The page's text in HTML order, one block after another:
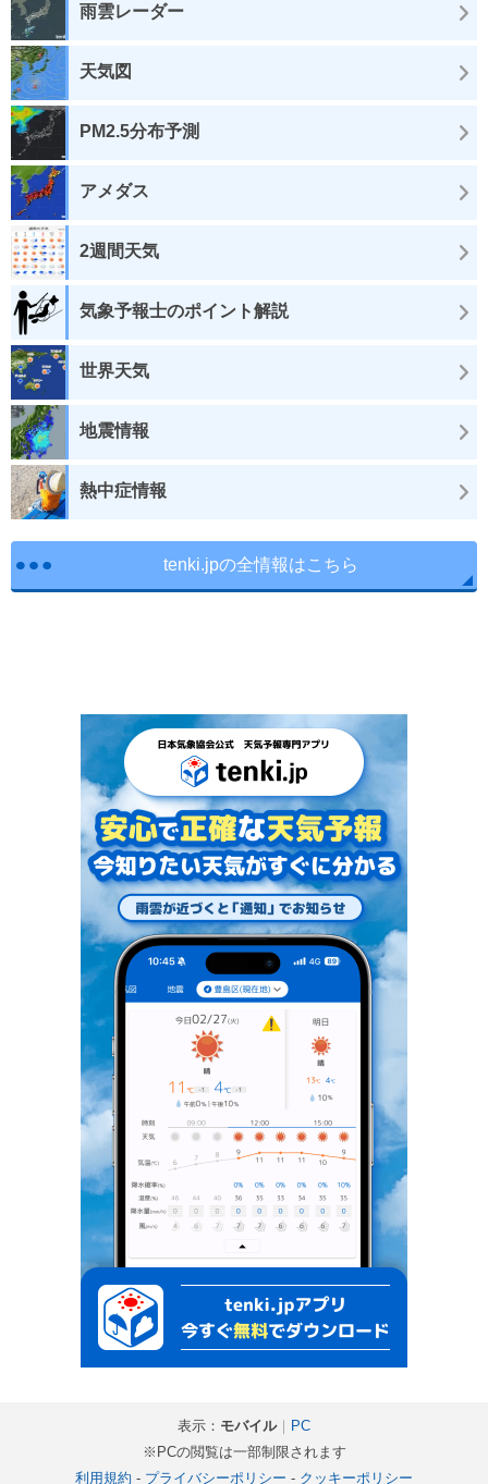
雨雲レーダー
天気図
PM2.5分布予測
アメダス
2週間天気
気象予報士のポイント解説
世界天気
地震情報
熱中症情報
tenki.jpの全情報はこちら
表示： モバイル｜ PC
※PCの閲覧は一部制限されます
利用規約 - プライバシーポリシー - クッキーポリシー